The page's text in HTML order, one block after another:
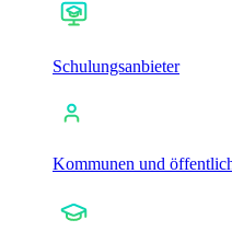
Schulungsanbieter
Kommunen und